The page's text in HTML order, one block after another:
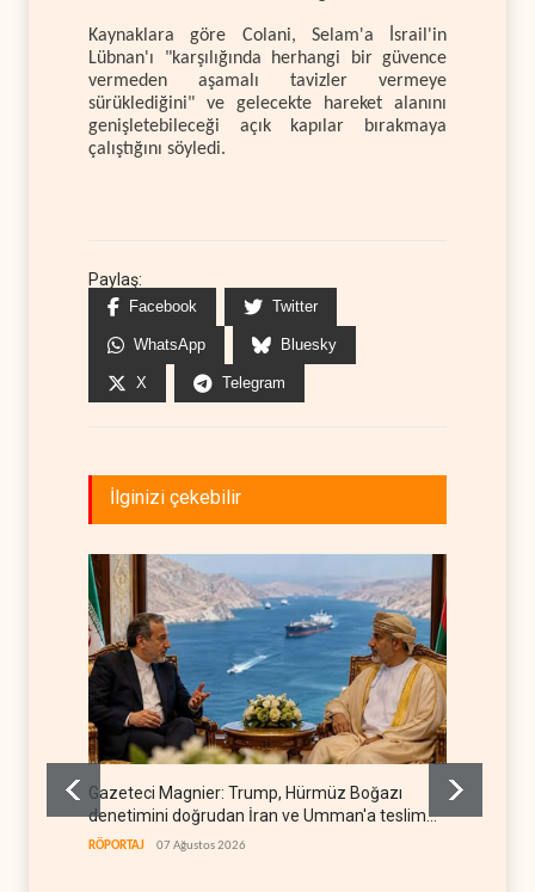
Kaynaklara göre Colani, Selam'a İsrail'in
Lübnan'ı "karşılığında herhangi bir güvence
vermeden aşamalı tavizler vermeye
sürüklediğini" ve gelecekte hareket alanını
genişletebileceği açık kapılar bırakmaya
çalıştığını söyledi.
Paylaş:
Facebook Twitter
WhatsApp Bluesky
X Telegram
İlginizi çekebilir
Gazeteci Magnier: Trump, Hürmüz Boğazı
denetimini doğrudan İran ve Umman'a teslim
etti
RÖPORTAJ 07 Ağustos 2026